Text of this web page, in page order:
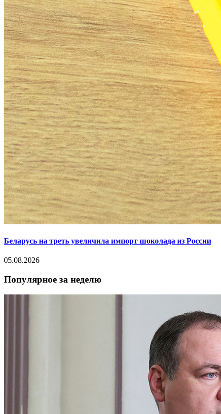
Беларусь на треть увеличила импорт шоколада из России
05.08.2026
Популярное за неделю